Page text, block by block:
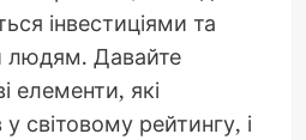
інвестиціями та
людям. Давайте
елементи, які
світовому рейтингу, і